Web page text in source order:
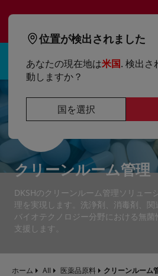
クリーンルーム管理
DKSHのクリーンルーム管理ソリュー
理を実現します。洗浄剤、消毒剤、
バイオテクノロジー分野における無菌
支援します。
ホーム All 医薬品原料 クリーンルーム
位置が検出されました
あなたの現在地は米国. 検出さ
動しますか？
国を選択